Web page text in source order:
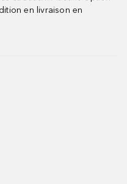
en livraison en